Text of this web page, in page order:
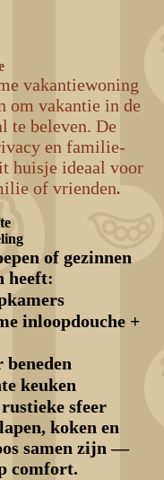
vakantiewoning
om vakantie in de
te beleven. De
en familie-
huisje ideaal voor
of vrienden.
of gezinnen
heeft:
inloopdouche +
keuken
sfeer
koken en
samen zijn —
comfort.